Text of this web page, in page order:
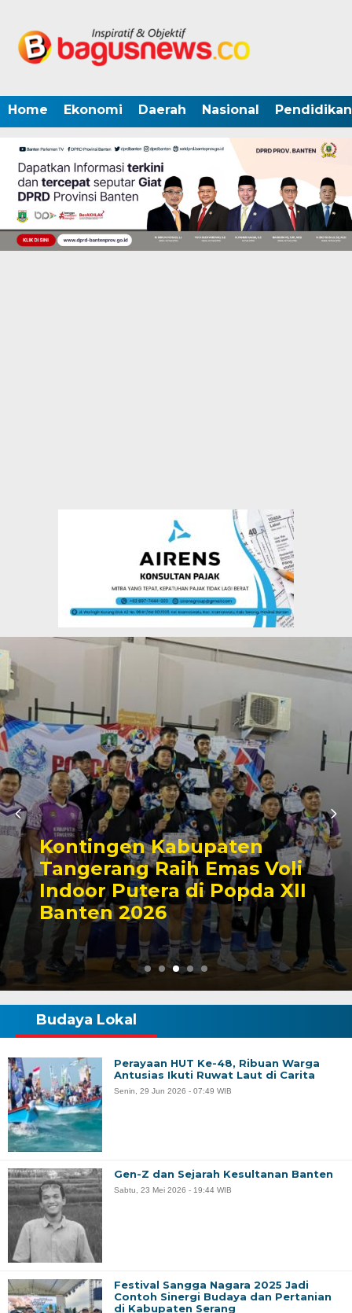
Home Ekonomi Daerah Nasional Pendidikan
Zona Blank Spot, SMP
Satap di Kota Serang
Lakukan Pendaftaran
Manual
Budaya Lokal
Perayaan HUT Ke-48, Ribuan Warga
Antusias Ikuti Ruwat Laut di Carita
Senin, 29 Jun 2026 - 07:49 WIB
Gen-Z dan Sejarah Kesultanan Banten
Sabtu, 23 Mei 2026 - 19:44 WIB
Festival Sangga Nagara 2025 Jadi
Contoh Sinergi Budaya dan Pertanian
di Kabupaten Serang